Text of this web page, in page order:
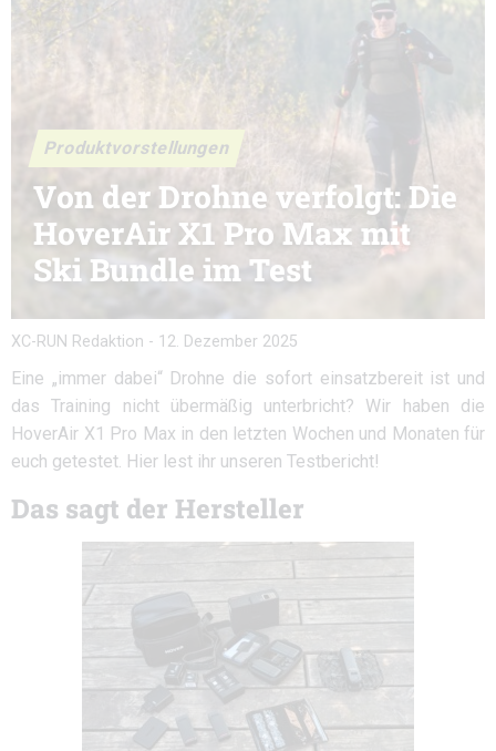
Produktvorstellungen
Von der Drohne verfolgt: Die
HoverAir X1 Pro Max mit
Ski Bundle im Test
XC-RUN Redaktion - 12. Dezember 2025
Eine „immer dabei“ Drohne die sofort einsatzbereit ist und
das Training nicht übermäßig unterbricht? Wir haben die
HoverAir X1 Pro Max in den letzten Wochen und Monaten für
euch getestet. Hier lest ihr unseren Testbericht!
Das sagt der Hersteller